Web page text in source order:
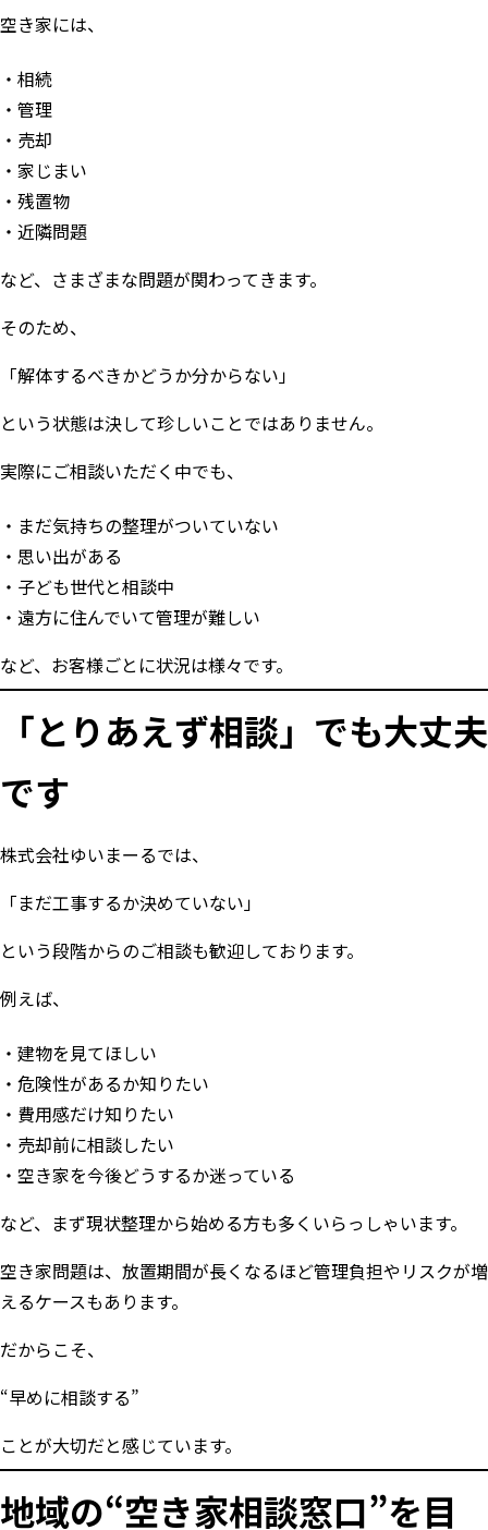
空き家には、
相続
管理
売却
家じまい
残置物
近隣問題
など、さまざまな問題が関わってきます。
そのため、
「解体するべきかどうか分からない」
という状態は決して珍しいことではありません。
実際にご相談いただく中でも、
まだ気持ちの整理がついていない
思い出がある
子ども世代と相談中
遠方に住んでいて管理が難しい
など、お客様ごとに状況は様々です。
「とりあえず相談」でも大丈夫
です
株式会社ゆいまーるでは、
「まだ工事するか決めていない」
という段階からのご相談も歓迎しております。
例えば、
建物を見てほしい
危険性があるか知りたい
費用感だけ知りたい
売却前に相談したい
空き家を今後どうするか迷っている
など、まず現状整理から始める方も多くいらっしゃいます。
空き家問題は、放置期間が長くなるほど管理負担やリスクが増
えるケースもあります。
だからこそ、
“早めに相談する”
ことが大切だと感じています。
地域の“空き家相談窓口”を目